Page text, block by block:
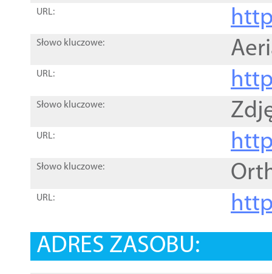
URL:
Słowo kluczowe:
URL:
Słowo kluczowe:
URL:
Słowo kluczowe:
URL:
ADRES ZASOBU: